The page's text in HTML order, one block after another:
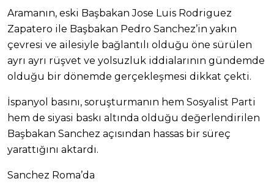
Aramanın, eski Başbakan Jose Luis Rodriguez
Zapatero ile Başbakan Pedro Sanchez’in yakın
çevresi ve ailesiyle bağlantılı olduğu öne sürülen
ayrı ayrı rüşvet ve yolsuzluk iddialarının gündemde
olduğu bir dönemde gerçekleşmesi dikkat çekti.
İspanyol basını, soruşturmanın hem Sosyalist Parti
hem de siyasi baskı altında olduğu değerlendirilen
Başbakan Sanchez açısından hassas bir süreç
yarattığını aktardı.
Sanchez Roma’da